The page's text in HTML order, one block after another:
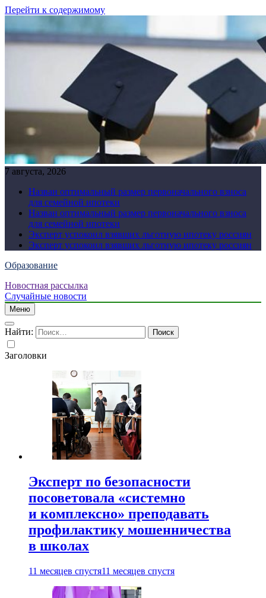
Перейти к содержимому
7 августа, 2026
Назван оптимальный размер первоначального взноса
для семейной ипотеки
Назван оптимальный размер первоначального взноса
для семейной ипотеки
Эксперт успокоил взявших льготную ипотеку россиян
Эксперт успокоил взявших льготную ипотеку россиян
Образование
Новостная рассылка
Случайные новости
Меню
Найти:
Заголовки
Эксперт по безопасности
посоветовала «системно
и комплексно» преподавать
профилактику мошенничества
в школах
11 месяцев спустя11 месяцев спустя